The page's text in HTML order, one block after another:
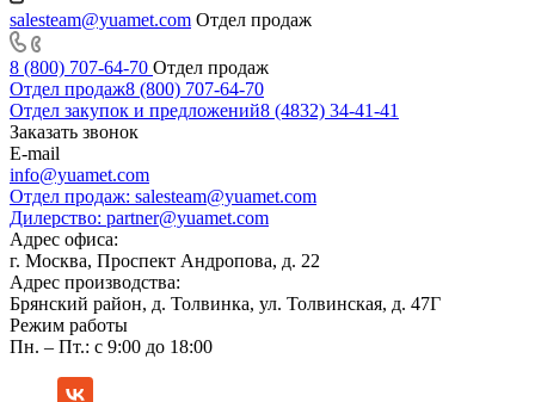
salesteam@yuamet.com Отдел продаж
8 (800) 707-64-70 Отдел продаж
Отдел продаж8 (800) 707-64-70
Отдел закупок и предложений8 (4832) 34-41-41
Заказать звонок
E-mail
info@yuamet.com
Отдел продаж: salesteam@yuamet.com
Дилерство: partner@yuamet.com
Адрес офиса:
г. Москва, Проспект Андропова, д. 22
Адрес производства:
Брянский район, д. Толвинка, ул. Толвинская, д. 47Г
Режим работы
Пн. – Пт.: с 9:00 до 18:00